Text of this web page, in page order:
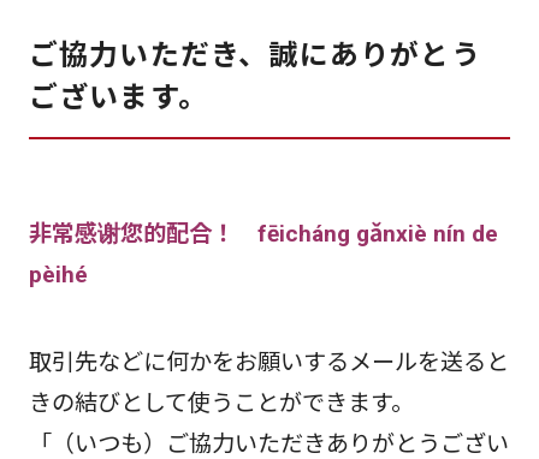
ご協力いただき、誠にありがとう
ございます。
非常感谢您的配合！ fēicháng gǎnxiè nín de
pèihé
取引先などに何かをお願いするメールを送ると
きの結びとして使うことができます。
「（いつも）ご協力いただきありがとうござい